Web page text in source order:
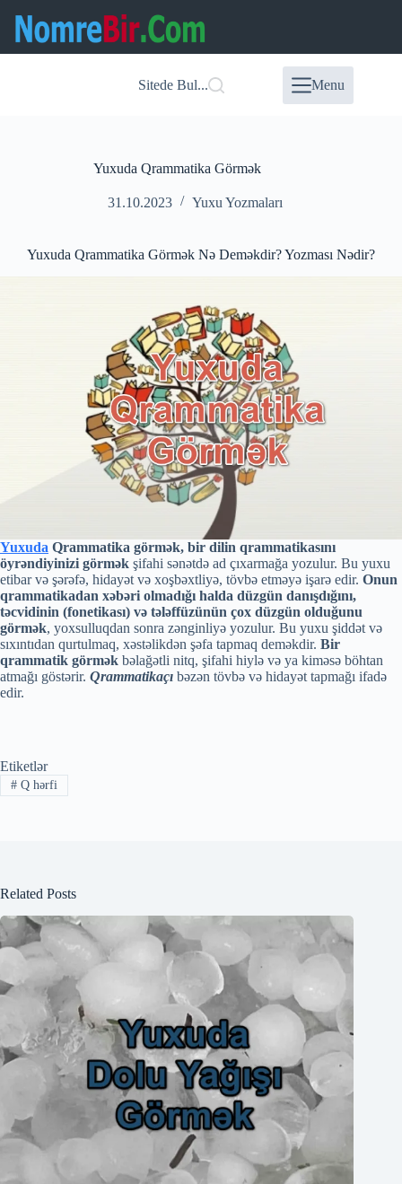
content
Sitede Bul... Menu
Yuxuda Qrammatika Görmək
31.10.2023 Yuxu Yozmaları
Yuxuda Qrammatika Görmək Nə Deməkdir? Yozması Nədir?
Yuxuda Qrammatika görmək, bir dilin qrammatikasını
öyrəndiyinizi görmək şifahi sənətdə ad çıxarmağa yozulur. Bu yuxu
etibar və şərəfə, hidayət və xoşbəxtliyə, tövbə etməyə işarə edir. Onun
qrammatikadan xəbəri olmadığı halda düzgün danışdığını,
təcvidinin (fonetikası) və tələffüzünün çox düzgün olduğunu
görmək, yoxsulluqdan sonra zənginliyə yozulur. Bu yuxu şiddət və
sıxıntıdan qurtulmaq, xəstəlikdən şəfa tapmaq deməkdir. Bir
qrammatik görmək bəlağətli nitq, şifahi hiylə və ya kiməsə böhtan
atmağı göstərir. Qrammatikaçı bəzən tövbə və hidayət tapmağı ifadə
edir.
Etiketlər
#Q hərfi
Related Posts